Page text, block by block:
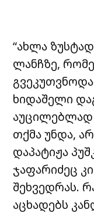
“ახლა
ლანჩზე,
ხიდაშელი
აუცილებლად
თქმა უნდა,
დაპატიჟა
ჯაფარიძეც
შეხვედრას.
აცხადებს